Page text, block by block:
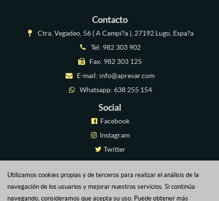
Contacto
Ctra. Vegadeo, 56 ( A Campi?a ), 27192 Lugo, Espa?a
Tel: 982 303 902
Fax: 982 303 125
E-mail: info@aprevar.com
Whatsapp: 638 255 154
Social
Facebook
Instagram
Twitter
Plataforma Virtual
Utilizamos cookies propias y de terceros para realizar el análisis de la
navegación de los usuarios y mejorar nuestros servicios. Si continúa
navegando, consideramos que acepta su uso. Puede obtener más